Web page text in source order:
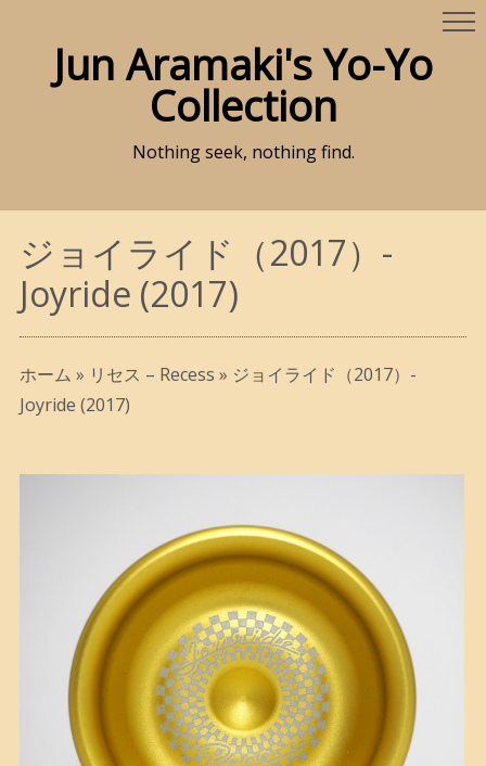
Jun Aramaki's Yo-Yo
Collection
Nothing seek, nothing find.
ジョイライド（2017）-
Joyride (2017)
ホーム » リセス – Recess » ジョイライド（2017）-
Joyride (2017)